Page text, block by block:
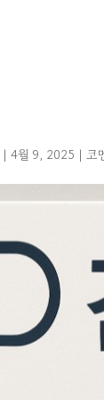
|4월 9, 2025 |코